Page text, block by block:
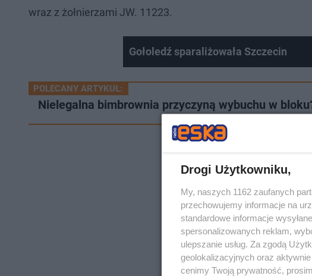
wraz z żołnierzami JW. 11223.
Gołoledź sparaliżowała Szczecin
POLECANY ARTYKUŁ:
Nielegalna bimbrownia przyczyną wybuchu w
Drogi Użytkowniku,
My, naszych 1162 zaufanych
przechowujemy informacje na
standardowe informacje
spersonalizowanych reklam,
ulepszanie usług. Za zgodą
geolokalizacyjnych oraz
cenimy Twoją prywatność,